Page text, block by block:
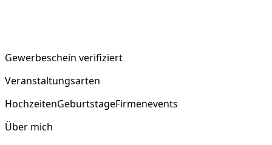
Gewerbeschein verifiziert
Veranstaltungsarten
HochzeitenGeburtstageFirmenevents
Über mich